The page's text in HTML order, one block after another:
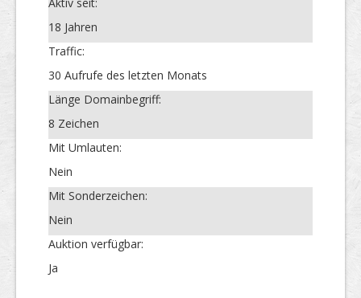
18 Jahren
Traffic:
30 Aufrufe des letzten Monats
Länge Domainbegriff:
8 Zeichen
Mit Umlauten:
Nein
Mit Sonderzeichen:
Nein
Auktion verfügbar:
Ja